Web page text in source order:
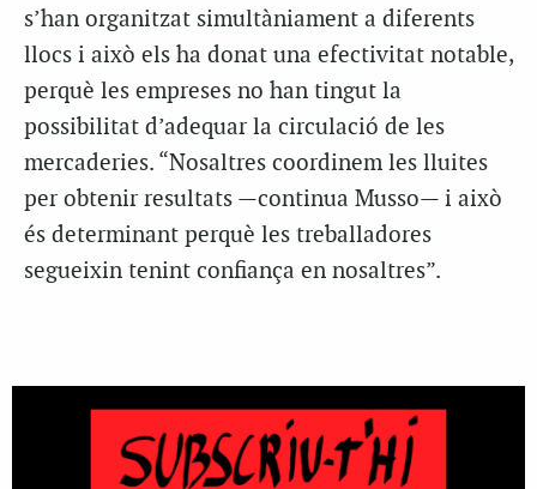
s’han organitzat simultàniament a diferents
llocs i això els ha donat una efectivitat notable,
perquè les empreses no han tingut la
possibilitat d’adequar la circulació de les
mercaderies. “Nosaltres coordinem les lluites
per obtenir resultats —continua Musso— i això
és determinant perquè les treballadores
segueixin tenint confiança en nosaltres”.